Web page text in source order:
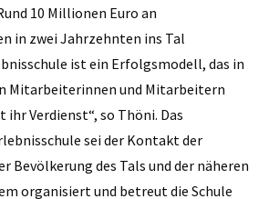
10 Millionen Euro an
in zwei Jahrzehnten ins Tal
ist ein Erfolgsmodell, das in
Mitarbeiterinnen und Mitarbeitern
ihr Verdienst“, so Thöni. Das
sei der Kontakt der
Bevölkerung des Tals und der näheren
organisiert und betreut die Schule